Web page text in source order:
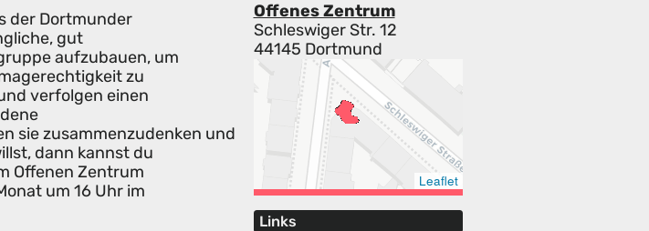
Offenes Zentrum
Schleswiger Str. 12
44145 Dortmund
Leaflet
Links
der Dortmunder
gut
aufzubauen, um
zu
verfolgen einen
sie zusammenzudenken und
dann kannst du
Offenen Zentrum
um 16 Uhr im